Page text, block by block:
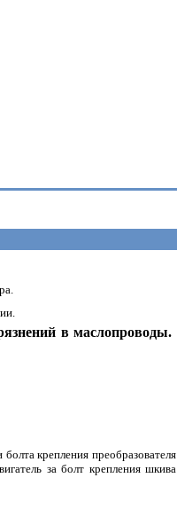
в маслопроводы.
крепления преобразователя
за болт крепления шкива